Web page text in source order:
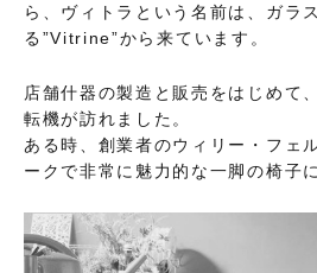
ら、ヴィトラという名前は、ガラ
る”Vitrine”から来ています。
店舗什器の製造と販売をはじめて
転機が訪れました。
ある時、創業者のウィリー・フェ
ークで非常に魅力的な一脚の椅子